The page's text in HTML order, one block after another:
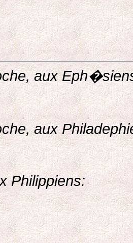
aux
aux
Philippiens: